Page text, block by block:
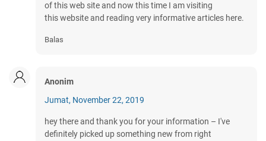
of this web site and now this time I am visiting
this website and reading very informative articles here.
Balas
Anonim
Jumat, November 22, 2019
hey there and thank you for your information – I've
definitely picked up something new from right